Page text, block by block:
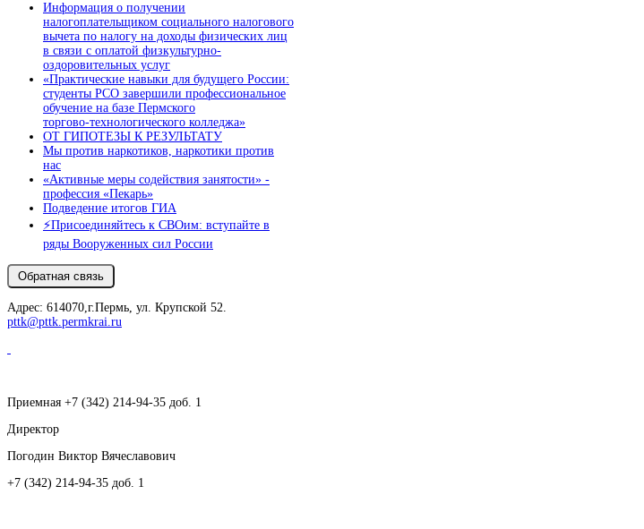
Информация о получении
налогоплательщиком социального налогового
вычета по налогу на доходы физических лиц
в связи с оплатой физкультурно-
оздоровительных услуг
«Практические навыки для будущего России:
студенты РСО завершили профессиональное
обучение на базе Пермского
торгово‑технологического колледжа»
ОТ ГИПОТЕЗЫ К РЕЗУЛЬТАТУ
Мы против наркотиков, наркотики против
нас
«Активные меры содействия занятости» -
профессия «Пекарь»
Подведение итогов ГИА
⚡️Присоединяйтесь к СВОим: вступайте в
ряды Вооруженных сил России
Адрес: 614070,г.Пермь, ул. Крупской 52.
pttk@pttk.permkrai.ru
Приемная +7 (342) 214-94-35 доб. 1
Директор
Погодин Виктор Вячеславович
+7 (342) 214-94-35 доб. 1